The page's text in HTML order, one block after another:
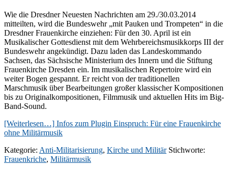
Wie die Dresdner Neuesten Nachrichten am 29./30.03.2014
mitteilten, wird die Bundeswehr „mit Pauken und Trompeten“ in die
Dresdner Frauenkirche einziehen: Für den 30. April ist ein
Musikalischer Gottesdienst mit dem Wehrbereichsmusikkorps III der
Bundeswehr angekündigt. Dazu laden das Landeskommando
Sachsen, das Sächsische Ministerium des Innern und die Stiftung
Frauenkirche Dresden ein. Im musikalischen Repertoire wird ein
weiter Bogen gespannt. Er reicht von der traditionellen
Marschmusik über Bearbeitungen großer klassischer Kompositionen
bis zu Originalkompositionen, Filmmusik und aktuellen Hits im Big-
Band-Sound.
[Weiterlesen…] Infos zum Plugin Einspruch: Für eine Frauenkirche
ohne Militärmusik
Kategorie: Anti-Militarisierung, Kirche und Militär Stichworte:
Frauenkriche, Militärmusik